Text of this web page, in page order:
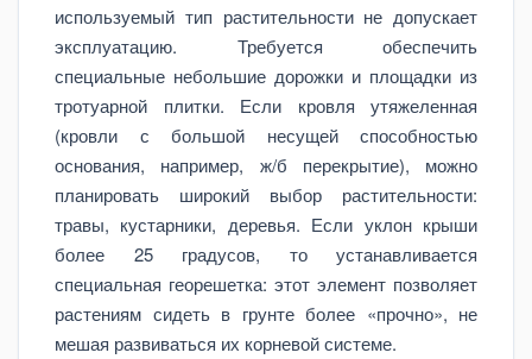
используемый тип растительности не допускает
эксплуатацию. Требуется обеспечить
специальные небольшие дорожки и площадки из
тротуарной плитки. Если кровля утяжеленная
(кровли с большой несущей способностью
основания, например, ж/б перекрытие), можно
планировать широкий выбор растительности:
травы, кустарники, деревья. Если уклон крыши
более 25 градусов, то устанавливается
специальная георешетка: этот элемент позволяет
растениям сидеть в грунте более «прочно», не
мешая развиваться их корневой системе.